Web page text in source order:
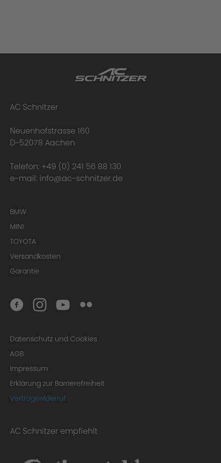
Lieferumfang:
Einzigartigkeit des Frontspoiler Sets
AC Schnitzer
Neuenhofstrasse 160
D-52078 Aachen
Telefon: +49 (0) 241 56 88 130
e-mail: info@ac-schnitzer.de
BMW
MINI
TOYOTA
Versandkosten
Garantie
Datenschutz und Cookies
AGB
Impressum
Erklärung zur Barrierefreiheit
Vertragswiderruf
AC Schnitzer empfiehlt